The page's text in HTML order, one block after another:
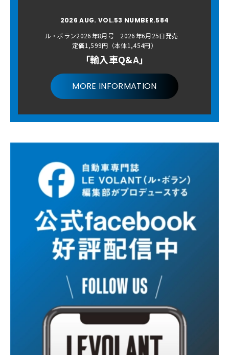
2026 AUG. VOL.53 NUMBER.584
ル・ボラン2026年8月号 2026年6月25日発売
定価1,599円（本体1,454円）
「輸入車Q&A」
MORE INFORMATION